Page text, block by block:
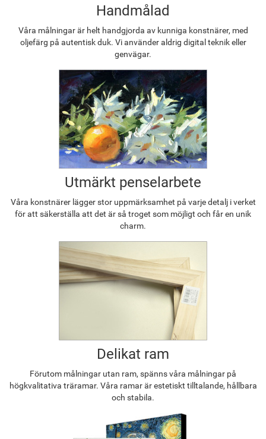
Handmålad
Våra målningar är helt handgjorda av kunniga konstnärer, med
oljefärg på autentisk duk. Vi använder aldrig digital teknik eller
genvägar.
Utmärkt penselarbete
Våra konstnärer lägger stor uppmärksamhet på varje detalj i verket
för att säkerställa att det är så troget som möjligt och får en unik
charm.
Delikat ram
Förutom målningar utan ram, spänns våra målningar på
högkvalitativa träramar. Våra ramar är estetiskt tilltalande, hållbara
och stabila.